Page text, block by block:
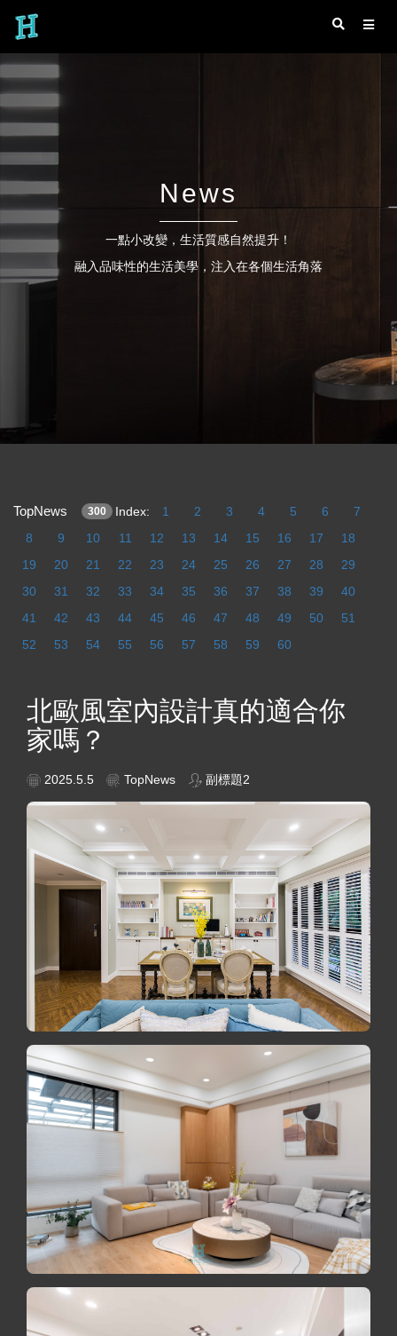
News
一點小改變，生活質感自然提升！
融入品味性的生活美學，注入在各個生活角落
TopNews 300 Index: 1 2 3 4 5 6
7
8
9 10 11 12 13 14 15 16 17
18
19
20 21 22 23 24 25 26 27 28
29
30
31 32 33 34 35 36 37 38 39
40
41
42 43 44 45 46 47 48 49 50
51
52
53 54 55 56 57 58 59 60
北歐風室內設計真的適合你
家嗎？
2025.5.5 TopNews 副標題2